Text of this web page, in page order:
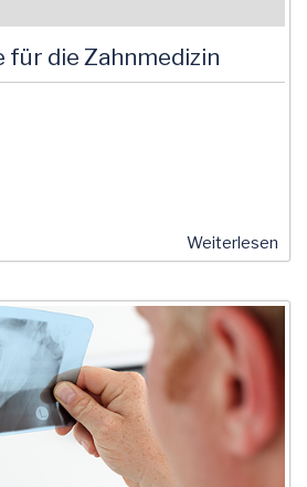
für die Zahnmedizin
Weiterlesen